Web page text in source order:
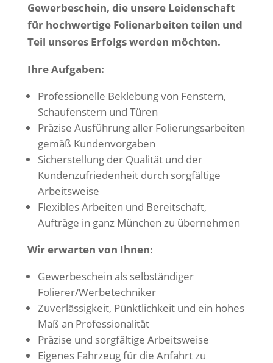
Gewerbeschein, die unsere Leidenschaft
für hochwertige Folienarbeiten teilen und
Teil unseres Erfolgs werden möchten.
Ihre Aufgaben:
Professionelle Beklebung von Fenstern,
Schaufenstern und Türen
Präzise Ausführung aller Folierungsarbeiten
gemäß Kundenvorgaben
Sicherstellung der Qualität und der
Kundenzufriedenheit durch sorgfältige
Arbeitsweise
Flexibles Arbeiten und Bereitschaft,
Aufträge in ganz München zu übernehmen
Wir erwarten von Ihnen:
Gewerbeschein als selbständiger
Folierer/Werbetechniker
Zuverlässigkeit, Pünktlichkeit und ein hohes
Maß an Professionalität
Präzise und sorgfältige Arbeitsweise
Eigenes Fahrzeug für die Anfahrt zu